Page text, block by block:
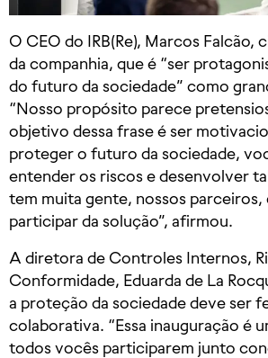
O CEO do IRB(Re), Marcos
da companhia, que é “ser
do futuro da sociedade” como
“Nosso propósito parece
objetivo dessa frase é ser
proteger o futuro da sociedade,
entender os riscos e desenvolver
tem muita gente, nossos parceiros,
participar da solução”, afirmou.
A diretora de Controles Internos,
Conformidade, Eduarda de La
a proteção da sociedade deve ser
colaborativa. “Essa inauguração é
todos vocês participarem junto